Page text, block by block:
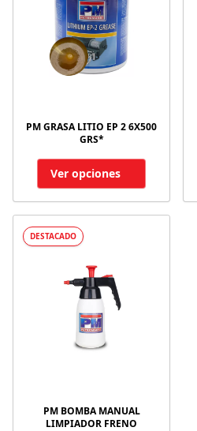
PM GRASA LITIO EP 2 6X500
GRS*
Ver opciones
DESTACADO
PM BOMBA MANUAL
LIMPIADOR FRENO